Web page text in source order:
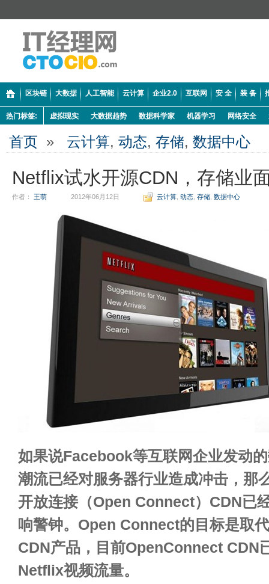
区块链 大数据 人工智能 云计算 企业2.0 互联网 安 全 装 备
热门标签: 虚拟现实 大数据趋势 数据科学家 机器学习 网络安全
首页 » 云计算, 动态, 存储, 数据中心
Netflix试水开源CDN，存储业
作者： 王萌 2012年06月12日 云计算 动态 存储 数据中心
如果说Facebook等互联网企业发动
潮流已经对服务器行业造成冲击，那
开放连接（Open Connect）CDN已
响警钟。Open Connect的目标是取
CDN产品，目前OpenConnect CDN
Netflix视频流量。